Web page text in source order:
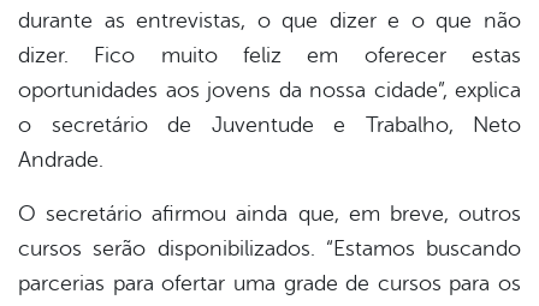
durante as entrevistas, o que dizer e o que não
dizer. Fico muito feliz em oferecer estas
oportunidades aos jovens da nossa cidade”, explica
o secretário de Juventude e Trabalho, Neto
Andrade.
O secretário afirmou ainda que, em breve, outros
cursos serão disponibilizados. “Estamos buscando
parcerias para ofertar uma grade de cursos para os